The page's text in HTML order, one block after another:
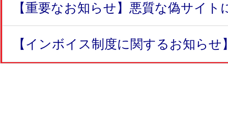
【重要なお知らせ】悪質な偽サイト
【インボイス制度に関するお知らせ